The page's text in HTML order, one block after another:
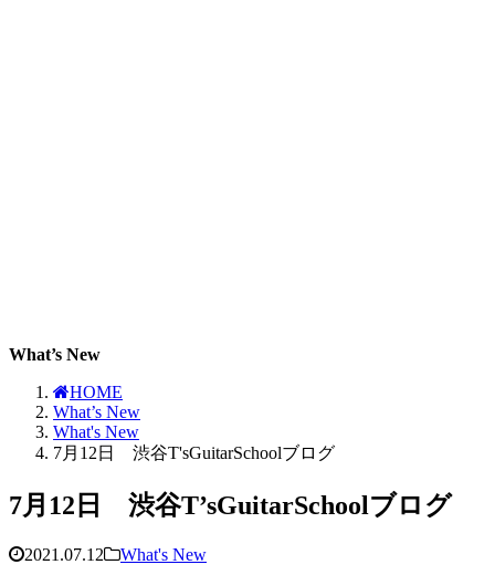
What’s New
HOME
What’s New
What's New
7月12日 渋谷T'sGuitarSchoolブログ
7月12日 渋谷T’sGuitarSchoolブログ
2021.07.12 What's New